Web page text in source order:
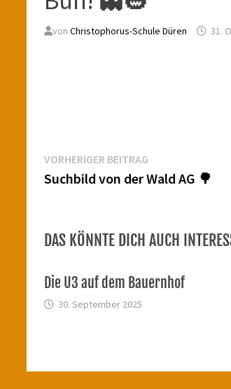
vonChristophorus-Schule Düren 31.
Beitragsnavigation
VORHERIGER BEITRAG
Beitrag:
Suchbild von der Wald AG 🌳
DAS KÖNNTE DICH AUCH
Die U3 auf dem Bauernhof
30. September 2025